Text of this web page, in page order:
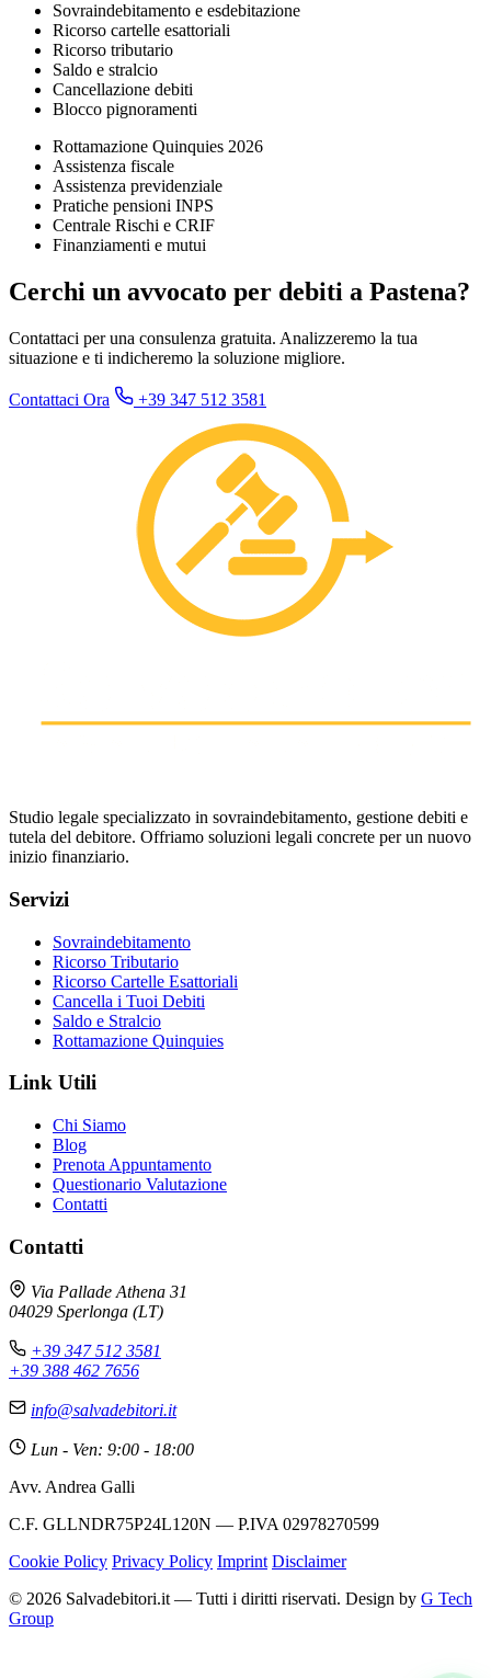
Sovraindebitamento e esdebitazione
Ricorso cartelle esattoriali
Ricorso tributario
Saldo e stralcio
Cancellazione debiti
Blocco pignoramenti
Rottamazione Quinquies 2026
Assistenza fiscale
Assistenza previdenziale
Pratiche pensioni INPS
Centrale Rischi e CRIF
Finanziamenti e mutui
Cerchi un avvocato per debiti a Pastena?
Contattaci per una consulenza gratuita. Analizzeremo la tua
situazione e ti indicheremo la soluzione migliore.
Contattaci Ora +39 347 512 3581
Studio legale specializzato in sovraindebitamento, gestione debiti e
tutela del debitore. Offriamo soluzioni legali concrete per un nuovo
inizio finanziario.
Servizi
Sovraindebitamento
Ricorso Tributario
Ricorso Cartelle Esattoriali
Cancella i Tuoi Debiti
Saldo e Stralcio
Rottamazione Quinquies
Link Utili
Chi Siamo
Blog
Prenota Appuntamento
Questionario Valutazione
Contatti
Contatti
Via Pallade Athena 31
04029 Sperlonga (LT)
+39 347 512 3581
+39 388 462 7656
info@salvadebitori.it
Lun - Ven: 9:00 - 18:00
Avv. Andrea Galli
C.F. GLLNDR75P24L120N — P.IVA 02978270599
Cookie Policy Privacy Policy Imprint Disclaimer
© 2026 Salvadebitori.it — Tutti i diritti riservati. Design by G Tech
Group
Online - Risponde subito
Ciao! Sono qui per aiutarti con qualsiasi problema
troveremo insieme la soluzione migliore.
Avvocato - Studio Salvadebitori
Inizia Conversazione